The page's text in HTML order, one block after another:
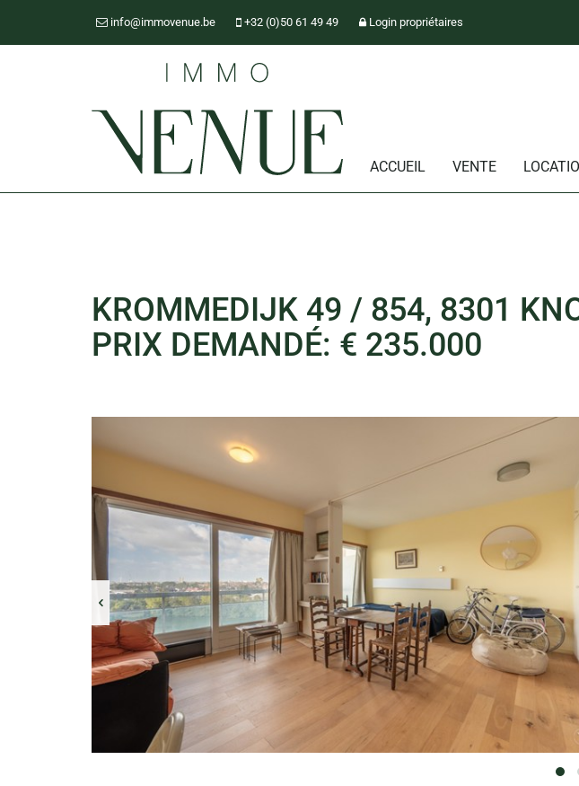
info@immovenue.be +32 (0)50 61 49 49 Login propriétaires
ACCUEIL VENTE
KROMMEDIJK 49 / 854, 8301
PRIX DEMANDÉ: € 235.000